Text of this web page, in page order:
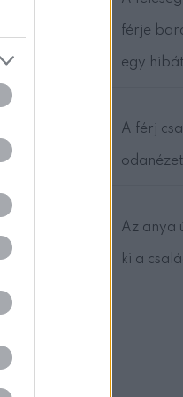
férje
egy hibát
A férj
Az anya
ki a